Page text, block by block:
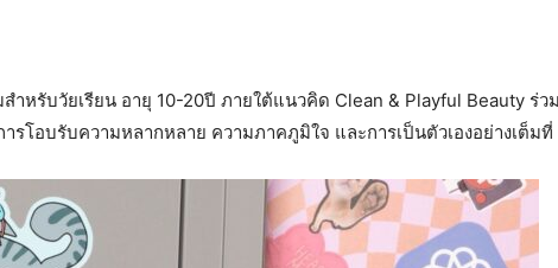
ำหรับวัยเรียน อายุ 10-20ปี ภายใต้แนวคิด Clean & Playful Beauty ร่วม
รโอบรับความหลากหลาย ความภาคภูมิใจ และการเป็นตัวเองอย่างเต็มที่